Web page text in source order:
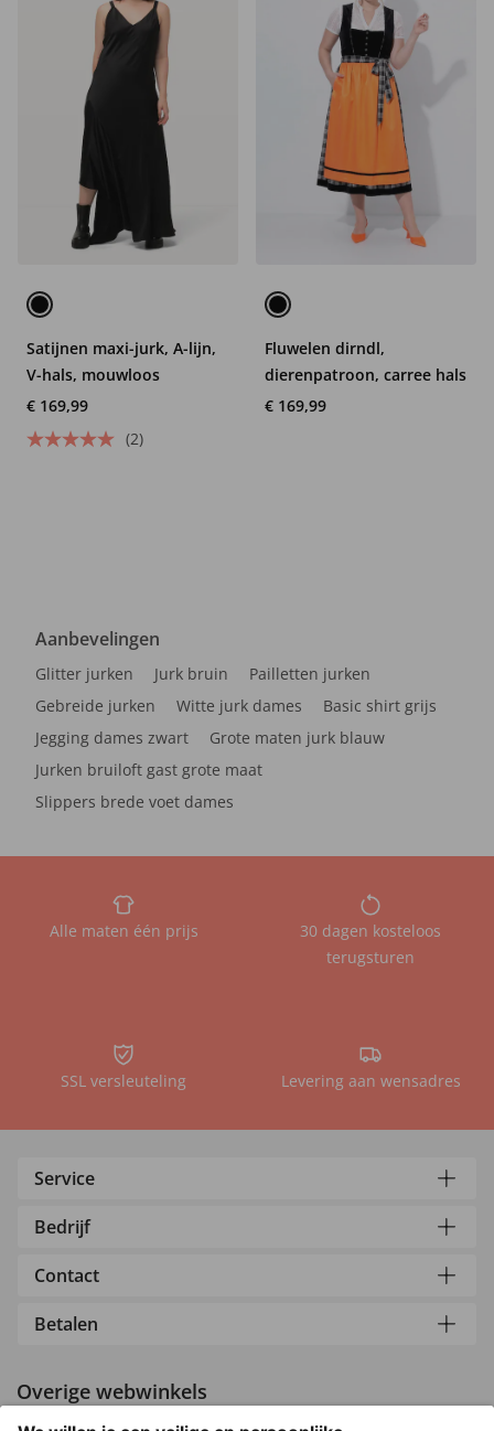
Satijnen maxi-jurk, A-lijn,
V-hals, mouwloos
€ 169,99
(2)
Fluwelen dirndl,
dierenpatroon, carree hals
€ 169,99
Aanbevelingen
Glitter jurken Jurk bruin
Pailletten jurken
Gebreide jurken
Witte jurk dames
Basic shirt grijs
Jegging dames zwart
Grote maten jurk blauw
Jurken bruiloft gast grote maat
Slippers brede voet dames
Alle maten één prijs
30 dagen kosteloos
terugsturen
SSL versleuteling Levering aan wensadres
Service
Bedrijf
Contact
Betalen
Overige webwinkels